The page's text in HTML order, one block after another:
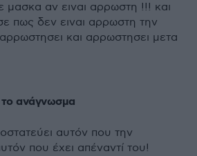
αν ειναι αρρωστη !!! και
πως δεν ειναι αρρωστη την
και αρρωστησει μετα
ανάγνωσμα
αυτόν που την
που έχει απέναντί του!